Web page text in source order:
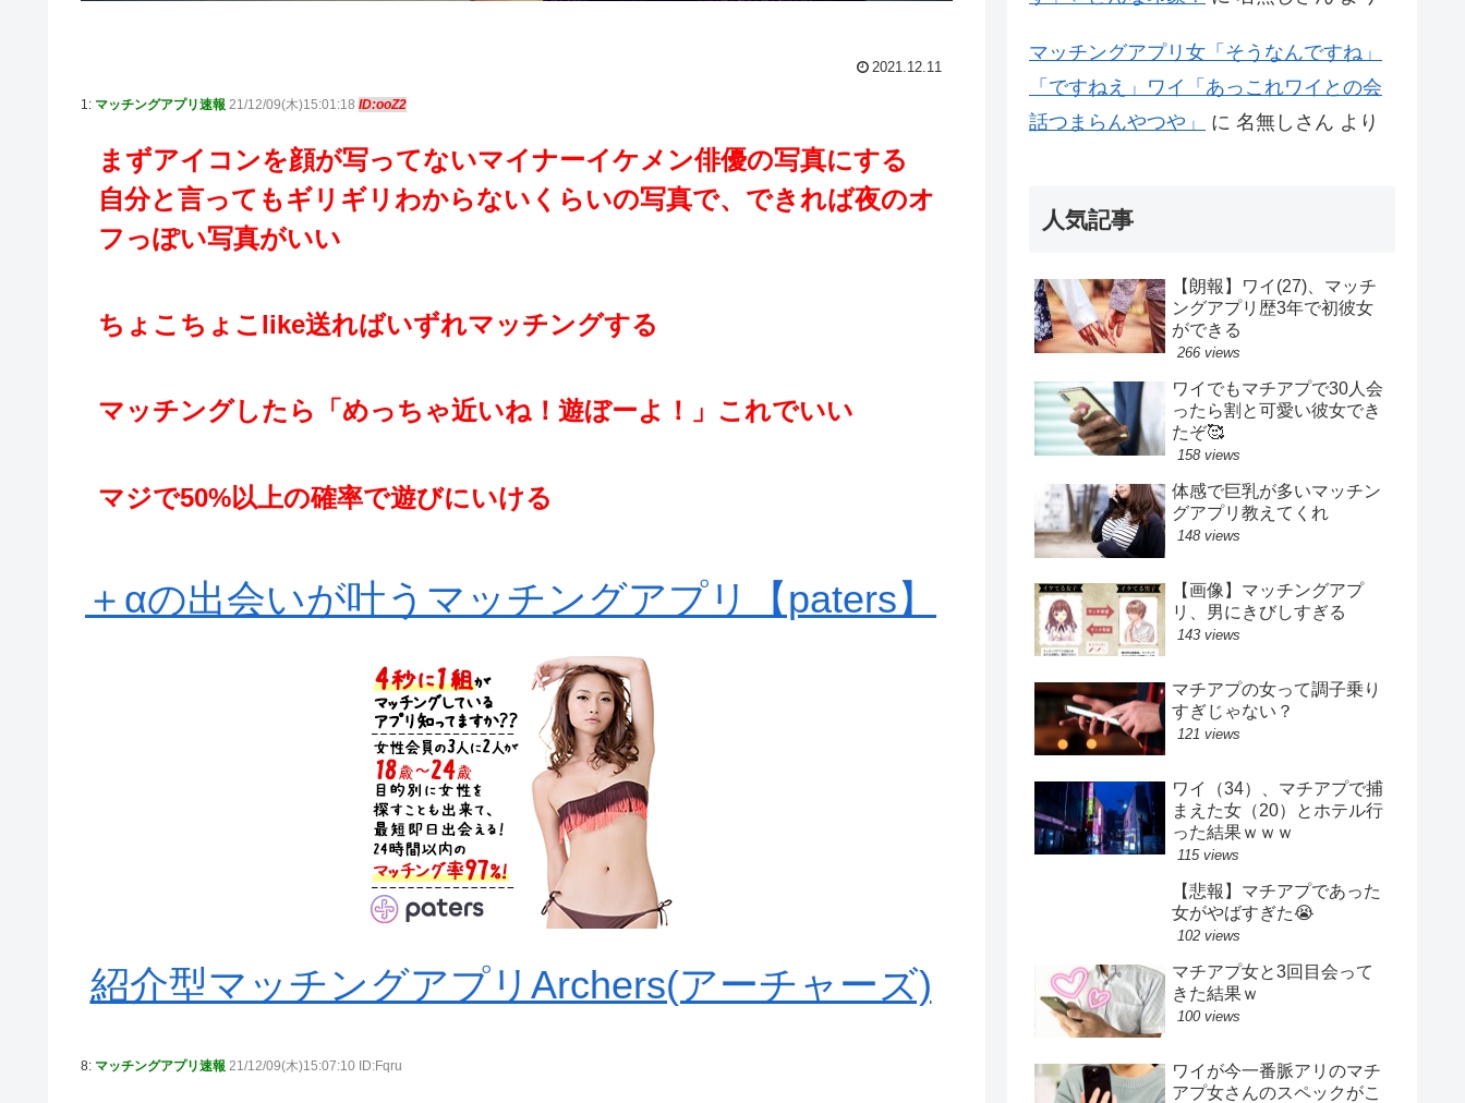
2021.12.11
1: マッチングアプリ速報 21/12/09(木)15:01:18 ID:ooZ2
まずアイコンを顔が写ってないマイナーイケメン俳優の写真にする
自分と言ってもギリギリわからないくらいの写真で、できれば夜のオ
フっぽい写真がいい
ちょこちょこlike送ればいずれマッチングする
マッチングしたら「めっちゃ近いね！遊ぼーよ！」これでいい
マジで50%以上の確率で遊びにいける
＋αの出会いが叶うマッチングアプリ【paters】
紹介型マッチングアプリArchers(アーチャーズ)
8: マッチングアプリ速報 21/12/09(木)15:07:10 ID:Fqru
マッチングアプリ女「そうなんですね」
「ですねえ」ワイ「あっこれワイとの会
話つまらんやつや」
に 名無しさん より
人気記事
【朗報】ワイ(27)、マッチ
ングアプリ歴3年で初彼女
ができる
266 views
ワイでもマチアプで30人会
ったら割と可愛い彼女でき
たぞ🥰
158 views
体感で巨乳が多いマッチン
グアプリ教えてくれ
148 views
【画像】マッチングアプ
リ、男にきびしすぎる
143 views
マチアプの女って調子乗り
すぎじゃない？
121 views
ワイ（34）、マチアプで捕
まえた女（20）とホテル行
った結果ｗｗｗ
115 views
【悲報】マチアプであった
女がやばすぎた😭
102 views
マチアプ女と3回目会って
きた結果ｗ
100 views
ワイが今一番脈アリのマチ
アプ女さんのスペックがこ